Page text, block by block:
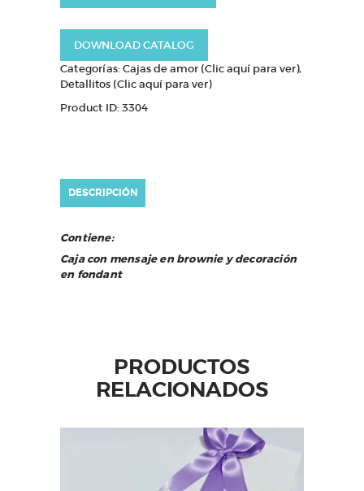
DOWNLOAD CATALOG
Categorías:Cajas de amor (Clic aquí para ver),
Detallitos (Clic aquí para ver)
Product ID:3304
DESCRIPCIÓN
Contiene:
Caja con mensaje en brownie y decoración
en fondant
PRODUCTOS
RELACIONADOS